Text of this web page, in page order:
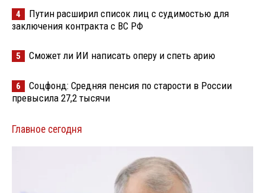
4
Путин расширил список лиц с судимостью для
заключения контракта с ВС РФ
5 Сможет ли ИИ написать оперу и спеть арию
6
Соцфонд: Средняя пенсия по старости в России
превысила 27,2 тысячи
Главное сегодня